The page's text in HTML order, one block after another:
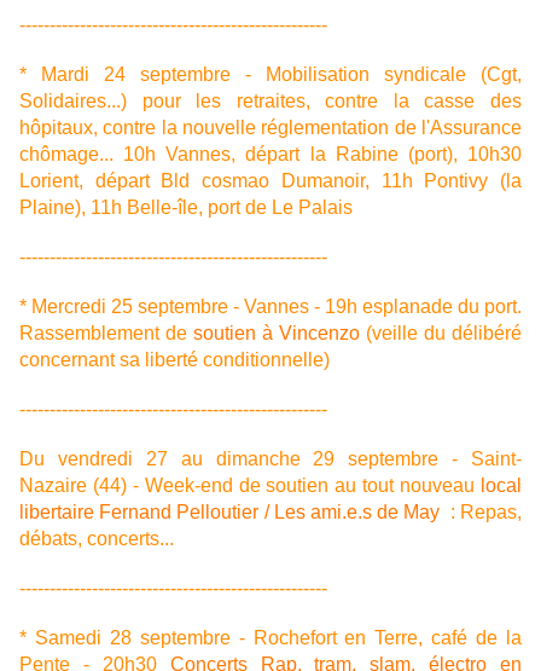
---------------------------------------------------
* Mardi 24 septembre - Mobilisation syndicale (Cgt,
Solidaires...) pour les retraites, contre la casse des
hôpitaux, contre la nouvelle réglementation de l'Assurance
chômage... 10h Vannes, départ la Rabine (port), 10h30
Lorient, départ Bld cosmao Dumanoir, 11h Pontivy (la
Plaine), 11h Belle-île, port de Le Palais
---------------------------------------------------
* Mercredi 25 septembre - Vannes - 19h esplanade du port.
Rassemblement de soutien à Vincenzo (veille du délibéré
concernant sa liberté conditionnelle)
---------------------------------------------------
Du vendredi 27 au dimanche 29 septembre - Saint-
Nazaire (44) - Week-end de soutien au tout nouveau local
libertaire Fernand Pelloutier / Les ami.e.s de May : Repas,
débats, concerts...
---------------------------------------------------
* Samedi 28 septembre - Rochefort en Terre, café de la
Pente - 20h30 Concerts Rap, tram, slam, électro en